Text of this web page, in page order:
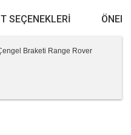
SEÇENEKLERI
Braketi Range Rover